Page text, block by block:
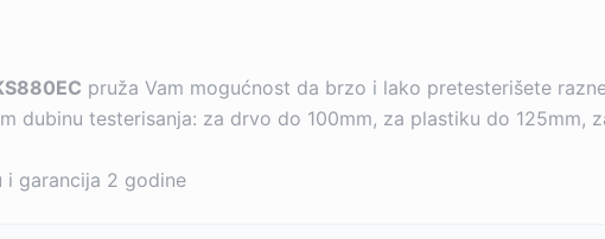
pruža Vam mogućnost da brzo i lako pretesterišete
dubinu testerisanja: za drvo do 100mm, za plastiku do 125mm,
i garancija 2 godine